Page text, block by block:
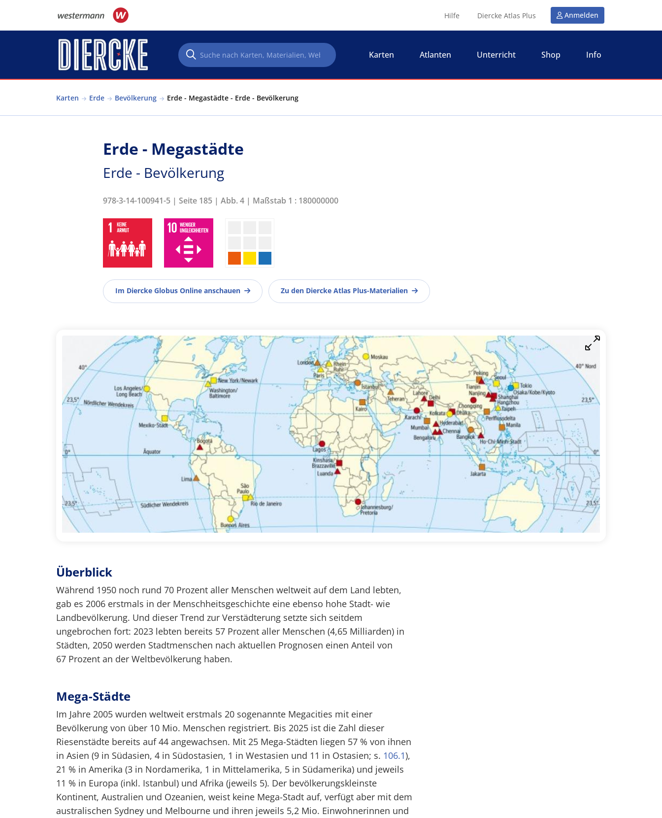
Hilfe Diercke Atlas Plus Anmelden
Karten Atlanten Unterricht Shop Info
Karten Erde Bevölkerung Erde - Megastädte - Erde - Bevölkerung
Erde - Megastädte
Erde - Bevölkerung
978-3-14-100941-5 | Seite 185 | Abb. 4 | Maßstab 1 : 180000000
Im Diercke Globus Online anschauen Zu den Diercke Atlas Plus-Materialien
Überblick
Während 1950 noch rund 70 Prozent aller Menschen weltweit auf dem Land lebten,
gab es 2006 erstmals in der Menschheitsgeschichte eine ebenso hohe Stadt- wie
Landbevölkerung. Und dieser Trend zur Verstädterung setzte sich seitdem
ungebrochen fort: 2023 lebten bereits 57 Prozent aller Menschen (4,65 Milliarden) in
Städten, 2050 werden Stadtmenschen nach aktuellen Prognosen einen Anteil von
67 Prozent an der Weltbevölkerung haben.
Mega-Städte
Im Jahre 2005 wurden weltweit erstmals 20 sogenannte Megacities mit einer
Bevölkerung von über 10 Mio. Menschen registriert. Bis 2025 ist die Zahl dieser
Riesenstädte bereits auf 44 angewachsen. Mit 25 Mega-Städten liegen 57 % von ihnen
in Asien (9 in Südasien, 4 in Südostasien, 1 in Westasien und 11 in Ostasien; s. 106.1),
21 % in Amerika (3 in Nordamerika, 1 in Mittelamerika, 5 in Südamerika) und jeweils
11 % in Europa (inkl. Istanbul) und Afrika (jeweils 5). Der bevölkerungskleinste
Kontinent, Australien und Ozeanien, weist keine Mega-Stadt auf, verfügt aber mit dem
australischen Sydney und Melbourne und ihren jeweils 5,2 Mio. Einwohnerinnen und